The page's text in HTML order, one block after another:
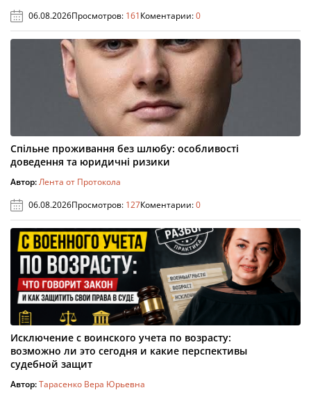
06.08.2026Просмотров: 161Коментарии:0
Спільне проживання без шлюбу: особливості
доведення та юридичні ризики
Автор:Лента от Протокола
06.08.2026Просмотров: 127Коментарии:0
Исключение с воинского учета по возрасту:
возможно ли это сегодня и какие перспективы
судебной защит
Автор:Тарасенко Вера Юрьевна